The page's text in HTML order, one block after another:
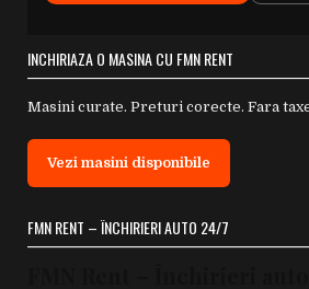
INCHIRIAZA O MASINA CU FMN RENT
Masini curate. Preturi corecte. Fara
Vezi masini disponibile
FMN RENT – ÎNCHIRIERI AUTO 24/7